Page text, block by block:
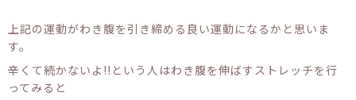
上記の運動がわき腹を引き締める良い運動になるかと思いま
す。
辛くて続かないよ!!という人はわき腹を伸ばすストレッチを行
ってみると